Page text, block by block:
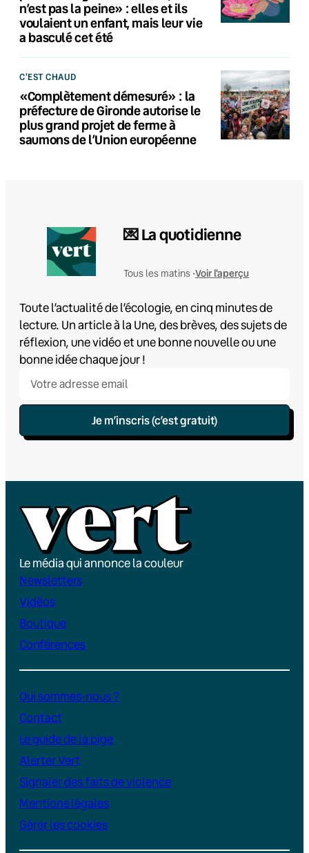
n’est pas la peine» : elles et ils
voulaient un enfant, mais leur vie
a basculé cet été
C'EST CHAUD
«Complètement démesuré» : la
préfecture de Gironde autorise le
plus grand projet de ferme à
saumons de l’Union européenne
💌 La quotidienne
Tous les matins •Voir l'aperçu
Toute l’actualité de l’écologie, en cinq minutes de
lecture. Un article à la Une, des brèves, des sujets de
réflexion, une vidéo et une bonne nouvelle ou une
bonne idée chaque jour !
Je m’inscris (c’est gratuit)
Le média qui annonce la couleur
Newsletters
Vidéos
Boutique
Conférences
Qui sommes-nous ?
Contact
Le guide de la pige
Alerter Vert
Signaler des faits de violence
Mentions légales
Gérer les cookies